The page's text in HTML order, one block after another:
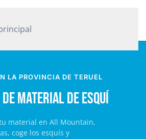
LA PROVINCIA DE TERUEL
material de esquí
material en All Mountain,
coge los esquís y